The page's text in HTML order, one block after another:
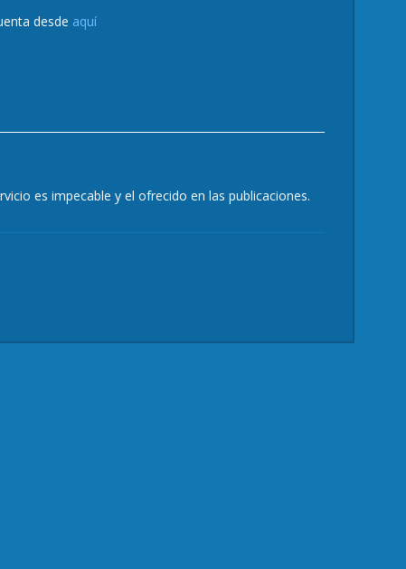
desde aquí
es impecable y el ofrecido en las publicaciones.